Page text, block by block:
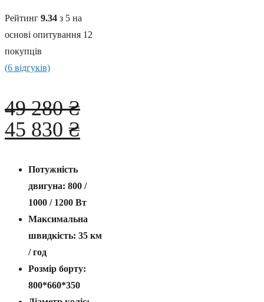
Рейтинг 9.34 з 5 на
основі опитування 12
покупців
(6 відгуків)
49 280₴
Оригінальна
49
280 ₴.
45 830 ₴
830 ₴.
Потужність
двигуна: 800 /
1000 / 1200 Вт
Максимальна
швидкість: 35 км
/ год
Розмір борту:
800*660*350